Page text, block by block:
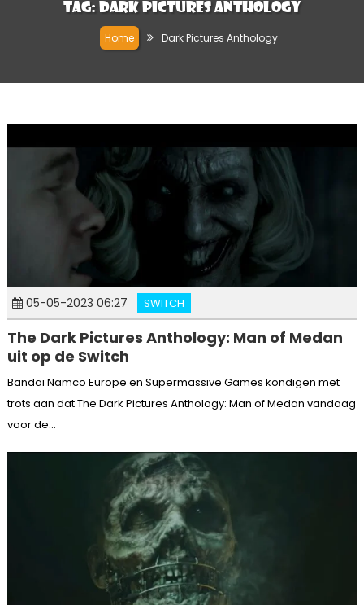
Tag: Dark Pictures Anthology
Home Dark Pictures Anthology
05-05-2023 06:27 SWITCH
The Dark Pictures Anthology: Man of Medan
uit op de Switch
Bandai Namco Europe en Supermassive Games kondigen met
trots aan dat The Dark Pictures Anthology: Man of Medan vandaag
voor de...